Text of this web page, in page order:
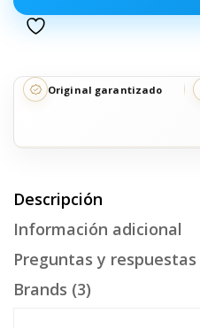
Original garantizado
Descripción
Información adicional
Preguntas y respuestas
Brands (3)